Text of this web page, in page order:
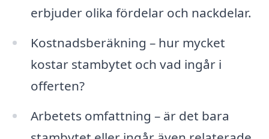
erbjuder olika fördelar och nackdelar.
Kostnadsberäkning – hur mycket
kostar stambytet och vad ingår i
offerten?
Arbetets omfattning – är det bara